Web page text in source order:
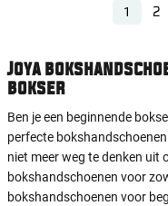
1 2
Joya
bokser
Ben je een beginnende
perfecte
niet meer weg te denken
bokshandschoenen voor
bokshandschoenen voor